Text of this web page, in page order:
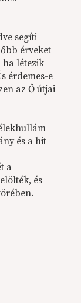
segíti
érveket
ha létezik
érdemes-e
az Ő útjai
és a hit
a
és